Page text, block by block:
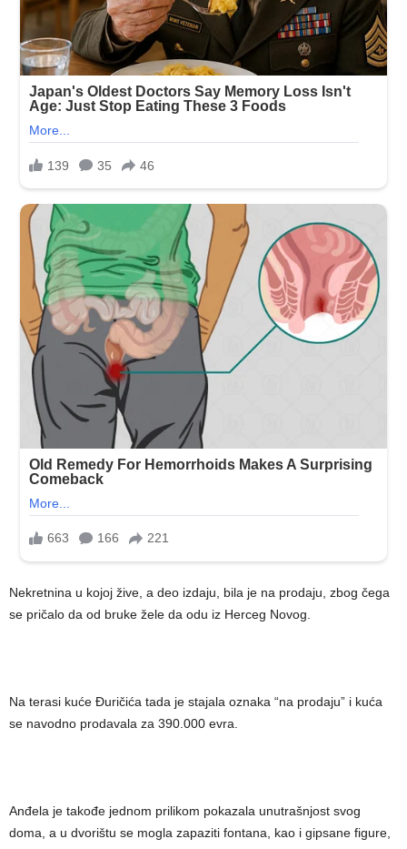
Nekretnina u kojoj žive, a deo izdaju, bila je na prodaju, zbog čega
se pričalo da od bruke žele da odu iz Herceg Novog.
Na terasi kuće Đuričića tada je stajala oznaka “na prodaju” i kuća
se navodno prodavala za 390.000 evra.
Anđela je takođe jednom prilikom pokazala unutrašnjost svog
doma, a u dvorištu se mogla zapaziti fontana, kao i gipsane figure,